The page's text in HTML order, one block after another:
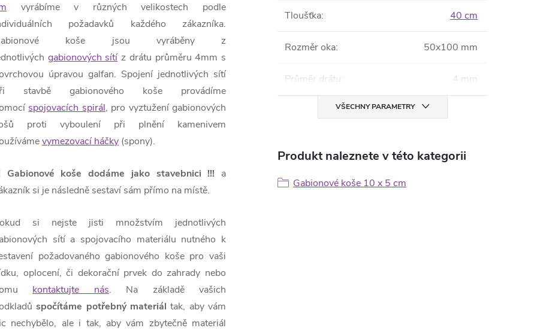
vyrábíme v různých velikostech podle
požadavků každého zákazníka.
koše jsou vyráběny z
gabionových sítíz drátu průměru 4mm s
úpravou galfan. Spojení jednotlivých sítí
stavbě gabionového koše provádíme
spojovacích spirál, pro vyztužení gabionových
proti vyboulení při plnění kamenivem
vymezovací háčky (spony).
Gabionové koše dodáme jako stavebnici !!! a
si je následně sestaví sám přímo na místě.
si nejste jisti množstvím jednotlivých
sítí a spojovacího materiálu nutného k
požadovaného gabionového koše pro vaši
oplocení, či dekorační prvek do zahrady nebo
kontaktujte nás. Na základě vašich
spočítáme potřebný materiál tak, aby vám
nechybělo, ale i tak, aby vám zbytečně materiál
Tloušťka: 40 cm
Rozměr oka: 50x100 mm
Průměr drátu : 4 mm
VŠECHNY PARAMETRY
Produkt naleznete v této kategorii
Gabionové koše 10 x 5 cm